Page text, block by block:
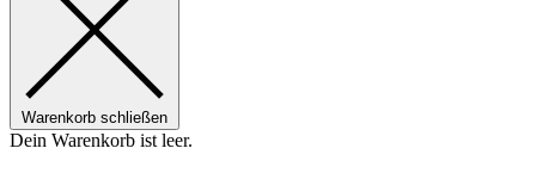
Warenkorb schließen
Dein Warenkorb ist leer.